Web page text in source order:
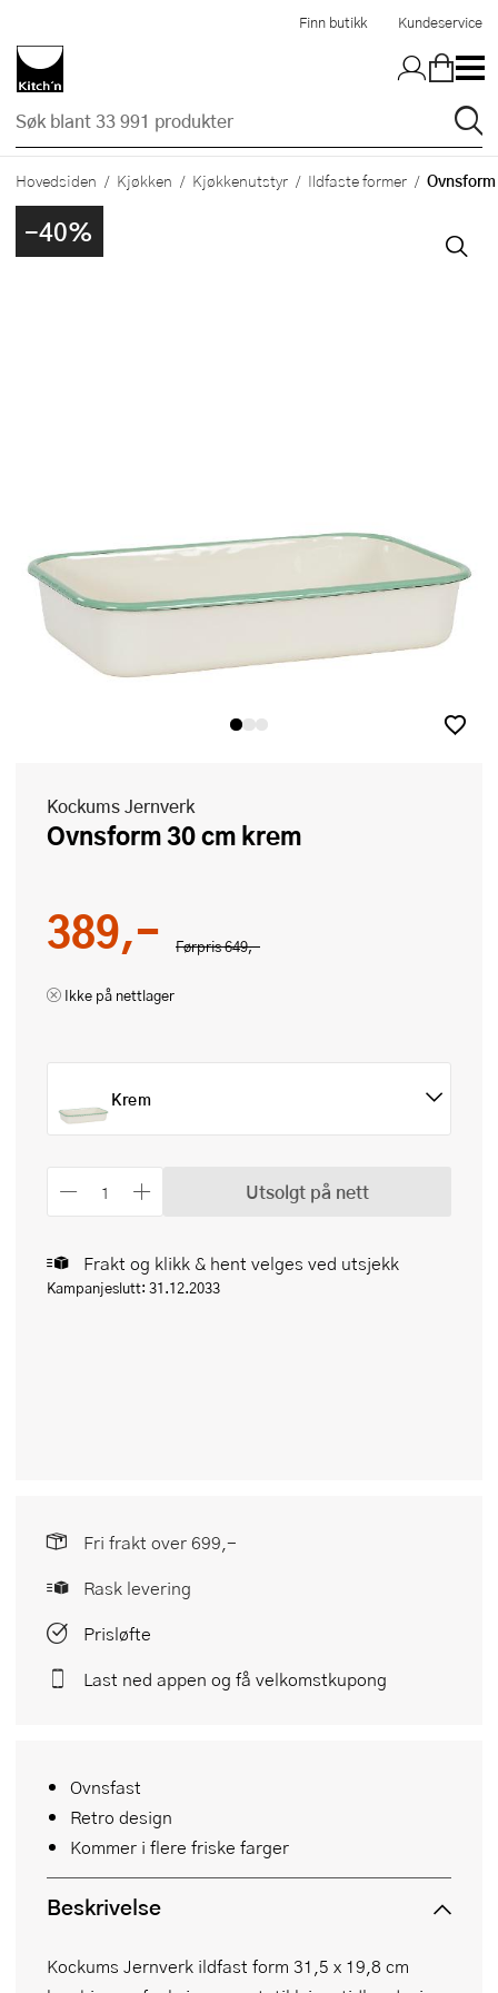
Finn butikk Kundeservice
Hovedsiden Kjøkken Kjøkkenutstyr Ildfaste former
-40%
Kockums Jernverk
Ovnsform 30 cm krem
Førpris649,-
389,-
Ikke på nettlager
Krem
Utsolgt på nett
Frakt og klikk & hent velges ved utsjekk
Kampanjeslutt: 31.12.2033
Ovnsfast
Retro design
Kommer i flere friske farger
Beskrivelse
Kockums Jernverk ildfast form 31,5 x 19,8 cm
Fri frakt over 699,-
Rask levering
Prisløfte
Last ned appen og få velkomstkupong